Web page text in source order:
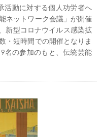
活動に対する個人功労者へ
ネットワーク会議」が開催
新型コロナウイルス感染拡
・短時間での開催となりま
名の参加のもと、伝統芸能